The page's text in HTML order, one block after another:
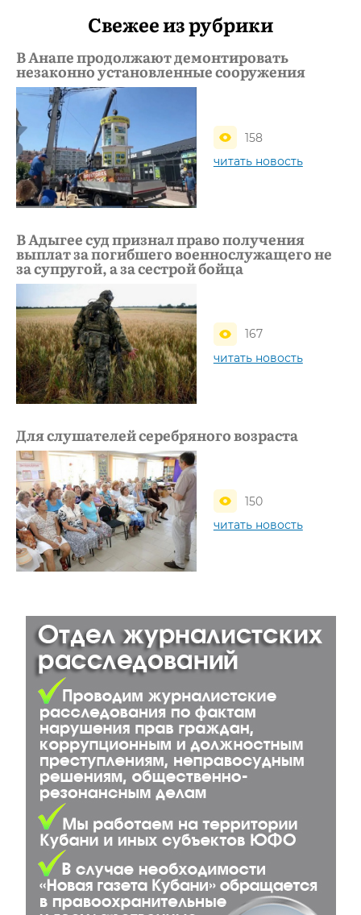
Свежее из рубрики
В Анапе продолжают демонтировать
незаконно установленные сооружения
158
читать новость
В Адыгее суд признал право получения
выплат за погибшего военнослужащего не
за супругой, а за сестрой бойца
167
читать новость
Для слушателей серебряного возраста
150
читать новость